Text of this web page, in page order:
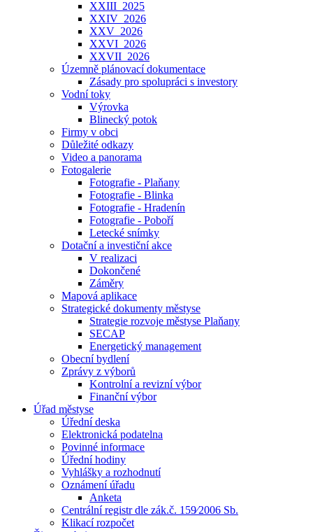
XXIII_2025
XXIV_2026
XXV_2026
XXVI_2026
XXVII_2026
Územně plánovací dokumentace
Zásady pro spolupráci s investory
Vodní toky
Výrovka
Blinecký potok
Firmy v obci
Důležité odkazy
Video a panorama
Fotogalerie
Fotografie - Plaňany
Fotografie - Blinka
Fotografie - Hradenín
Fotografie - Poboří
Letecké snímky
Dotační a investiční akce
V realizaci
Dokončené
Záměry
Mapová aplikace
Strategické dokumenty městyse
Strategie rozvoje městyse Plaňany
SECAP
Energetický management
Obecní bydlení
Zprávy z výborů
Kontrolní a revizní výbor
Finanční výbor
Úřad městyse
Úřední deska
Elektronická podatelna
Povinné informace
Úřední hodiny
Vyhlášky a rozhodnutí
Oznámení úřadu
Anketa
Centrální registr dle zák.č. 159⁄2006 Sb.
Klikací rozpočet